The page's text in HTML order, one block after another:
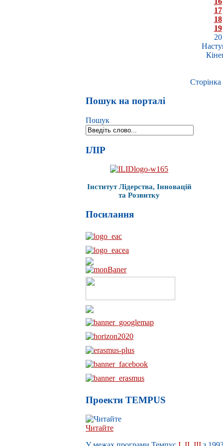
17
18
19
20
Сторінка
Пошук на порталі
Пошук
ІЛІР
Інститут Лідерства, Інновацій
та Розвитку
Посилання
Проекти TEMPUS
Читайте